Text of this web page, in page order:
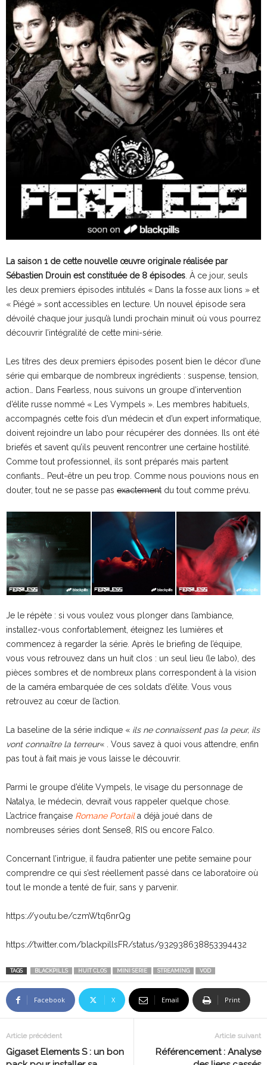
La saison 1 de cette nouvelle œuvre originale réalisée par
Sébastien Drouin est constituée de 8 épisodes . À ce jour, seuls
les deux premiers épisodes intitulés « Dans la fosse aux lions » et
« Piégé » sont accessibles en lecture. Un nouvel épisode sera
dévoilé chaque jour jusqu’à lundi prochain minuit où vous pourrez
découvrir l’intégralité de cette mini-série.
Les titres des deux premiers épisodes posent bien le décor d’une
série qui embarque de nombreux ingrédients : suspense, tension,
action… Dans Fearless, nous suivons un groupe d’intervention
d’élite russe nommé « Les Vympels ». Les membres habituels,
accompagnés cette fois d’un médecin et d’un expert informatique,
doivent rejoindre un labo pour récupérer des données. Ils ont été
briefés et savent qu’ils peuvent rencontrer une certaine hostilité.
Comme tout professionnel, ils sont préparés mais partent
confiants… Peut-être un peu trop. Comme nous pouvions nous en
douter, tout ne se passe pas exactement du tout comme prévu.
Je le répète : si vous voulez vous plonger dans l’ambiance,
installez-vous confortablement, éteignez les lumières et
commencez à regarder la série. Après le briefing de l’équipe,
vous vous retrouvez dans un huit clos : un seul lieu (le labo), des
pièces sombres et de nombreux plans correspondent à la vision
de la caméra embarquée de ces soldats d’élite. Vous vous
retrouvez au cœur de l’action.
La baseline de la série indique « ils ne connaissent pas la peur, ils
vont connaître la terreur« . Vous savez à quoi vous attendre, enfin
pas tout à fait mais je vous laisse le découvrir.
Parmi le groupe d’élite Vympels, le visage du personnage de
Natalya, le médecin, devrait vous rappeler quelque chose.
L’actrice française Romane Portail a déjà joué dans de
nombreuses séries dont Sense8, RIS ou encore Falco.
Concernant l’intrigue, il faudra patienter une petite semaine pour
comprendre ce qui s’est réellement passé dans ce laboratoire où
tout le monde a tenté de fuir, sans y parvenir.
https://youtu.be/czmWtq6nrQg
https://twitter.com/blackpillsFR/status/932938638853394432
TAGS BLACKPILLS HUIT CLOS MINI SERIE STREAMING VOD
Facebook X Email Print
Article précédent
Gigaset Elements S : un bon
Article suivant
Référencement : Analyse